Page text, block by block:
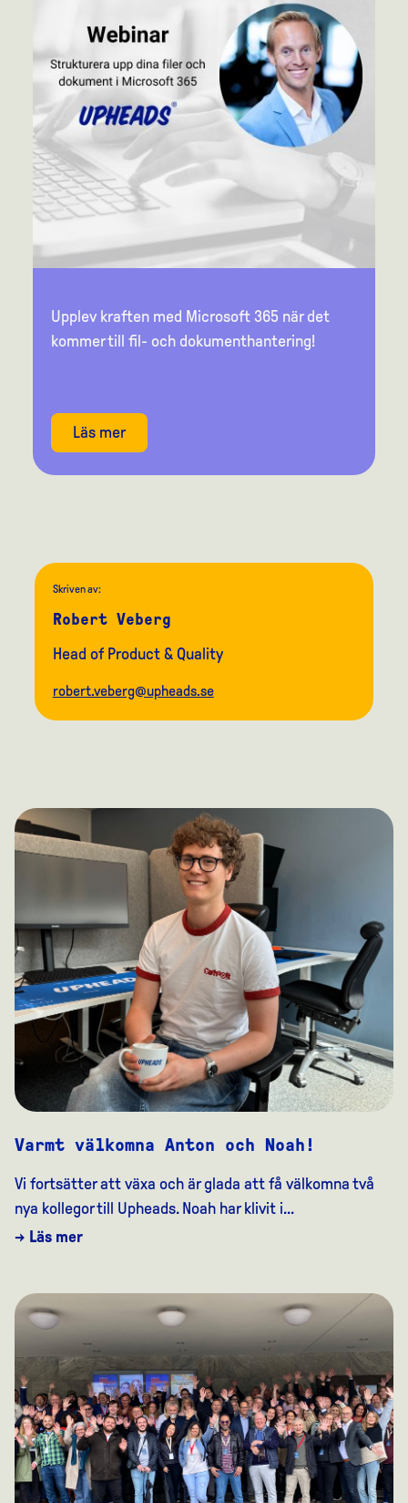
Upplev kraften med Microsoft 365 när det
kommer till fil- och dokumenthantering!
Läs mer
Skriven av:
Robert Veberg
Head of Product & Quality
robert.veberg@upheads.se
Varmt välkomna Anton och Noah!
Vi fortsätter att växa och är glada att få välkomna två
nya kollegor till Upheads. Noah har klivit i...
→ Läs mer